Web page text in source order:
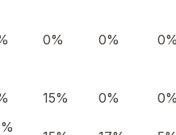
0% 0%
15% 0%